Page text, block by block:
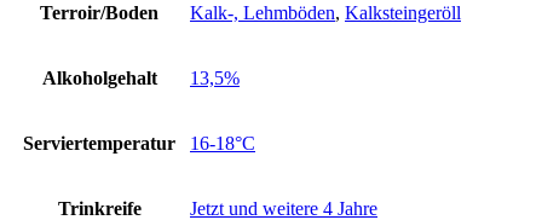
Terroir/Boden Kalk-, Lehmböden, Kalksteingeröll
Alkoholgehalt 13,5%
Serviertemperatur 16-18°C
Trinkreife Jetzt und weitere 4 Jahre